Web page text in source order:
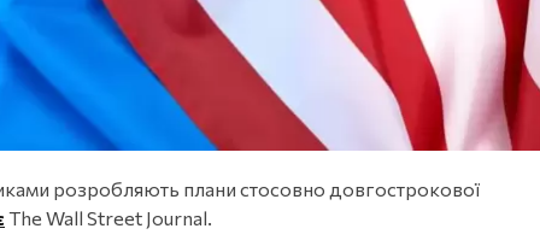
розробляють плани стосовно довгострокової
The Wall Street Journal.